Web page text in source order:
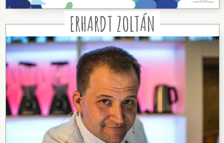
ERHARDT ZOLTÁN